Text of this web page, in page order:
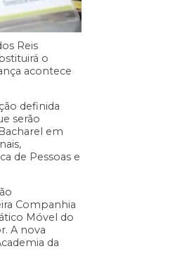
Reis
o
acontece
definida
serão
em
de Pessoas e
Companhia
Móvel do
A nova
da